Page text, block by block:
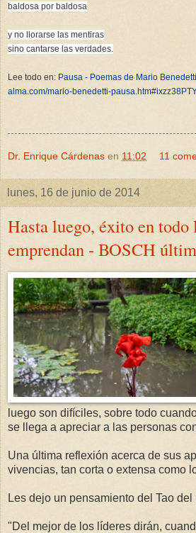
baldosa por baldosa
y no llorarse las mentiras
sino cantarse las verdades.
Lee todo en: Pausa - Poemas de Mario Benedetti
alma.com/mario-benedetti-
Dr. Enrique Cárdenas en 11:02 11
lunes, 16 de junio de 2014
Hasta luego, éxito en todo
emprendan - BOSCH
luego son difíciles, sobre todo
se llega a apreciar a las personas
Una última reflexión acerca de sus
vivencias, tan corta o extensa como
Les dejo un pensamiento del Tao del
"Del mejor de los líderes dirán,